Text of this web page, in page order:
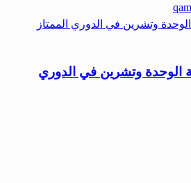
الوحدة وتشرين في الدوري